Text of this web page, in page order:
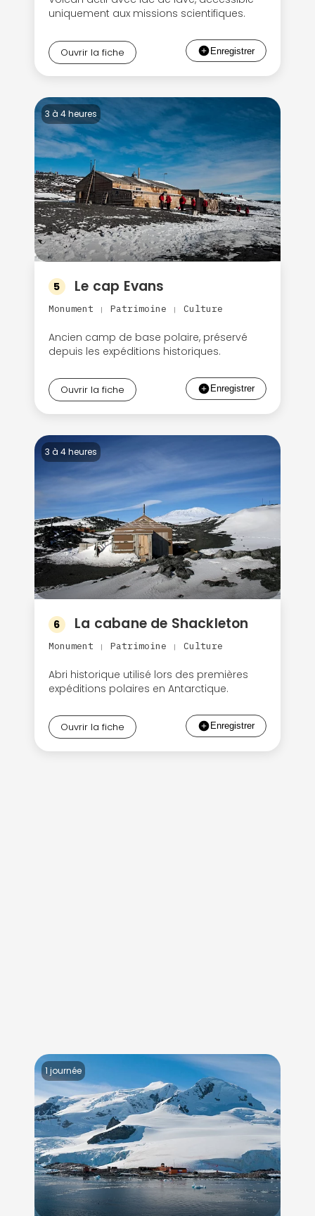
uniquement aux missions scientifiques.
Ouvrir la fiche
3 à 4 heures
5 Le cap Evans
Monument | Patrimoine | Culture
Ancien camp de base polaire, préservé
depuis les expéditions historiques.
Ouvrir la fiche
3 à 4 heures
6 La cabane de Shackleton
Monument | Patrimoine | Culture
Abri historique utilisé lors des premières
expéditions polaires en Antarctique.
Ouvrir la fiche
1 journée